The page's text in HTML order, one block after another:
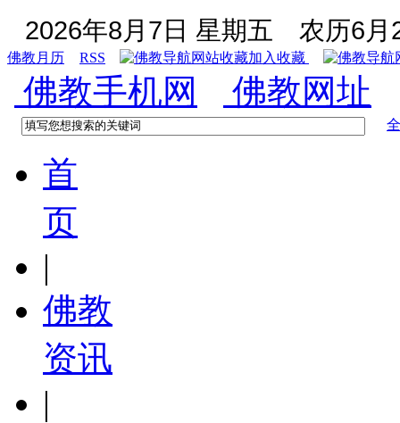
2026年8月7日 星期五 农历6月
佛教月历 RSS 加入收藏
佛教手机网 佛教网址
首
页
|
佛教
资讯
|